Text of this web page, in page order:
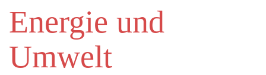
MAI 26, 2026
Die Regio Basiliensis sagt JA zum Herzstück und zum
Bahnknoten
Das Herzstück erhöht die Effizienz im S-Bahn-System und ist das
Energie und
Umwelt